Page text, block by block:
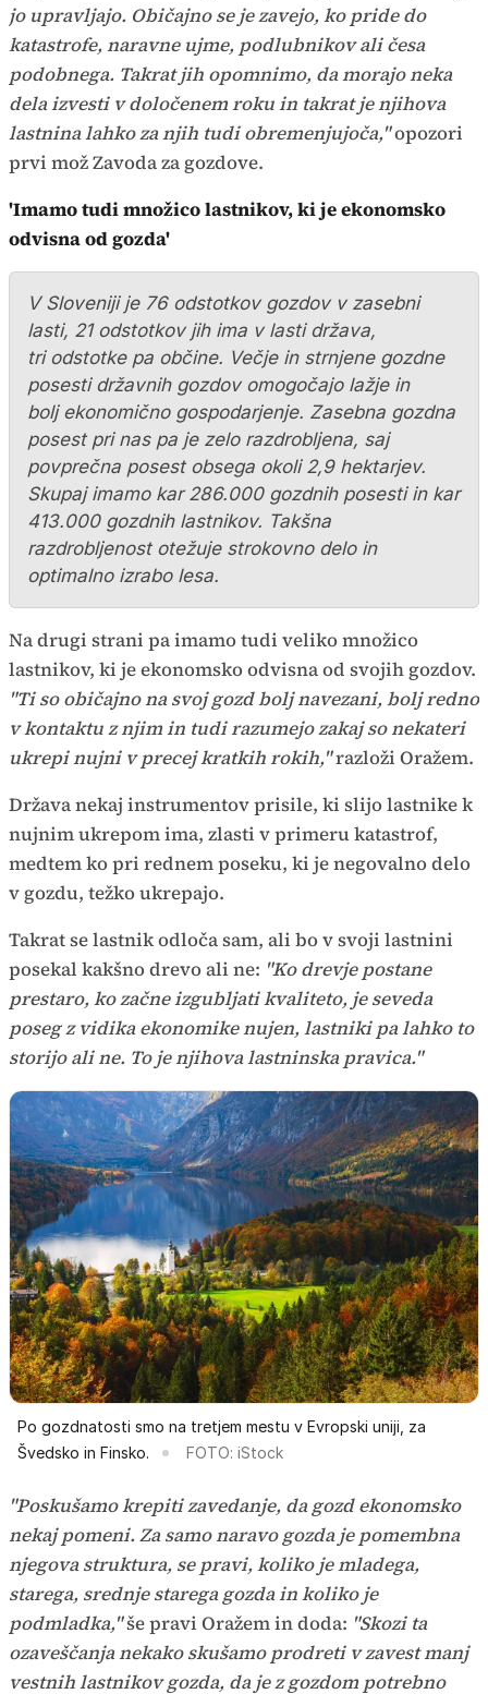
jo upravljajo. Običajno se je zavejo, ko pride do
katastrofe, naravne ujme, podlubnikov ali česa
podobnega. Takrat jih opomnimo, da morajo neka
dela izvesti v določenem roku in takrat je njihova
lastnina lahko za njih tudi obremenjujoča,"opozori
prvi mož Zavoda za gozdove.
'Imamo tudi množico lastnikov, ki je ekonomsko
odvisna od gozda'
V Sloveniji je 76 odstotkov gozdov v zasebni
lasti, 21 odstotkov jih ima v lasti država,
tri odstotke pa občine. Večje in strnjene gozdne
posesti državnih gozdov omogočajo lažje in
bolj ekonomično gospodarjenje. Zasebna gozdna
posest pri nas pa je zelo razdrobljena, saj
povprečna posest obsega okoli 2,9 hektarjev.
Skupaj imamo kar 286.000 gozdnih posesti in kar
413.000 gozdnih lastnikov. Takšna
razdrobljenost otežuje strokovno delo in
optimalno izrabo lesa.
Na drugi strani pa imamo tudi veliko množico
lastnikov, ki je ekonomsko odvisna od svojih gozdov.
"Ti so običajno na svoj gozd bolj navezani, bolj redno
v kontaktu z njim in tudi razumejo zakaj so nekateri
ukrepi nujni v precej kratkih rokih,"razloži Oražem.
Država nekaj instrumentov prisile, ki slijo lastnike k
nujnim ukrepom ima, zlasti v primeru katastrof,
medtem ko pri rednem poseku, ki je negovalno delo
v gozdu, težko ukrepajo.
Takrat se lastnik odloča sam, ali bo v svoji lastnini
posekal kakšno drevo ali ne: "Ko drevje postane
prestaro, ko začne izgubljati kvaliteto, je seveda
poseg z vidika ekonomike nujen, lastniki pa lahko to
storijo ali ne. To je njihova lastninska pravica."
Po gozdnatosti smo na tretjem mestu v Evropski uniji, za
Švedsko in Finsko.
FOTO: iStock
"Poskušamo krepiti zavedanje, da gozd ekonomsko
nekaj pomeni. Za samo naravo gozda je pomembna
njegova struktura, se pravi, koliko je mladega,
starega, srednje starega gozda in koliko je
podmladka,"še pravi Oražem in doda: "Skozi ta
ozaveščanja nekako skušamo prodreti v zavest manj
vestnih lastnikov gozda, da je z gozdom potrebno